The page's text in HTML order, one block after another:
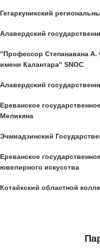
Гегаркуникский
Алавердский
"Профессор Степанавана А.
имени Калантара" SNOC
Алавердский
Ереванское
Меликяна
Эчмиадзинский
Ереванское
ювелирного искусства
Котайкский областной